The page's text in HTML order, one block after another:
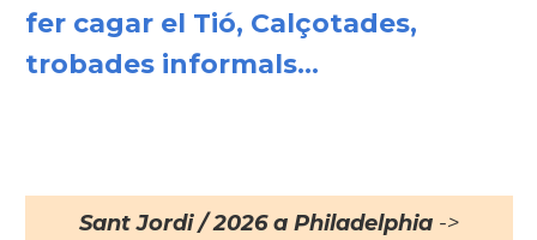
fer cagar el Tió, Calçotades,
trobades informals...
Sant Jordi / 2026 a Philadelphia->